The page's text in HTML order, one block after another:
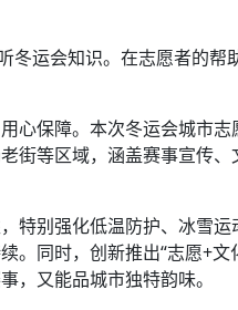
冬运会知识。在志愿者的
心保障。本次冬运会城市
街等区域，涵盖赛事宣传
特别强化低温防护、冰雪
同时，创新推出“志愿+
，又能品城市独特韵味。